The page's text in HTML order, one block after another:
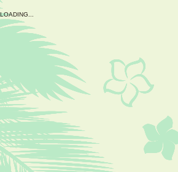
LOADING